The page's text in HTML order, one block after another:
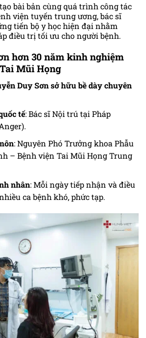
bài bản cùng quá trình công tác
viện tuyến trung ương, bác sĩ
tiến bộ y học hiện đại nhằm
điều trị tối ưu cho người bệnh.
hơn 30 năm kinh nghiệm
Mũi Họng
Duy Sơn sở hữu bề dày chuyên
tế: Bác sĩ Nội trú tại Pháp
: Nguyên Phó Trưởng khoa Phẫu
– Bệnh viện Tai Mũi Họng Trung
nhân: Mỗi ngày tiếp nhận và điều
ca bệnh khó, phức tạp.